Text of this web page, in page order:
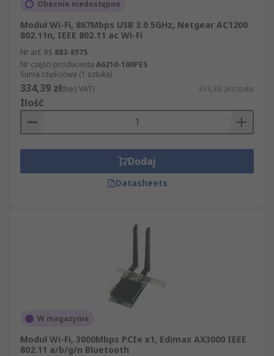
Obecnie niedostępne
Moduł Wi-Fi, 867Mbps USB 3.0 5GHz, Netgear AC1200
802.11n, IEEE 802.11 ac Wi-Fi
Nr art. RS 883-8575
Nr części producenta A6210-100PES
Suma częściowa (1 sztuka)
334,39 zł(bez VAT) 334,39 zł/sztuka
Ilość
Dodaj
Datasheets
W magazynie
Moduł Wi-Fi, 3000Mbps PCIe x1, Edimax AX3000 IEEE
802.11 a/b/g/n Bluetooth